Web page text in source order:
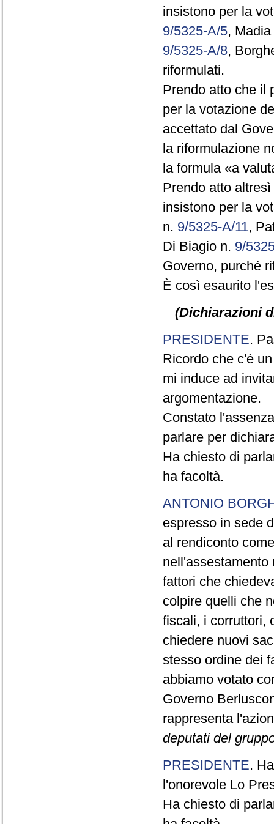
insistono per la
9/5325-A/5,
9/5325-A/8,
riformulati.
Prendo atto che il
per la votazione
accettato dal
la riformulazione
la formula «a
Prendo atto
insistono per la
n. 9/5325-A/11,
Di Biagio n. 9/
Governo, purché
È così esaurito
(Dichiarazioni
PRESIDENTE.
Ricordo che c'è
mi induce ad
argomentazione.
Constato
parlare per
Ha chiesto di
ha facoltà.
ANTONIO
espresso in sede
al rendiconto
nell'assestamento
fattori che
colpire quelli che
fiscali, i corruttori,
chiedere nuovi
stesso ordine dei
abbiamo votato
Governo
rappresenta
deputati del
PRESIDENTE.
l'onorevole Lo
Ha chiesto di